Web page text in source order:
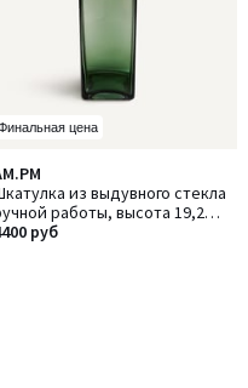
цена
из выдувного стекла
работы, высота 19,2
OROA / ОРОА
руб